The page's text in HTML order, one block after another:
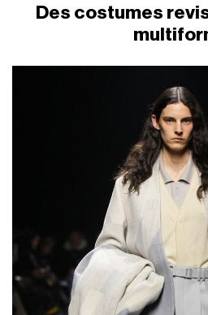
Des costumes